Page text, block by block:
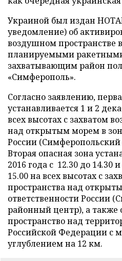
Украиной был издан
уведомление) об
воздушном пространстве
планируемыми
захватывающим район
«Симферополь».
Согласно заявлению,
устанавливается 1 и 2
всех высотах с захватом
над открытым морем в
России
Вторая опасная зона
2016 года с 12.30 до 14.30
15.00 на всех высотах с
пространства над
ответственности России
районный центр), а также
пространство над
Российской Федерации с
углублением на 12 км.